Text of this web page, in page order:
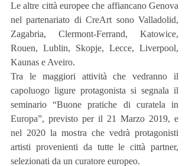
Le altre città europee che affiancano Genova
nel partenariato di CreArt sono Valladolid,
Zagabria, Clermont-Ferrand, Katowice,
Rouen, Lublin, Skopje, Lecce, Liverpool,
Kaunas e Aveiro.
Tra le maggiori attività che vedranno il
capoluogo ligure protagonista si segnala il
seminario “Buone pratiche di curatela in
Europa”, previsto per il 21 Marzo 2019, e
nel 2020 la mostra che vedrà protagonisti
artisti provenienti da tutte le città partner,
selezionati da un curatore europeo.